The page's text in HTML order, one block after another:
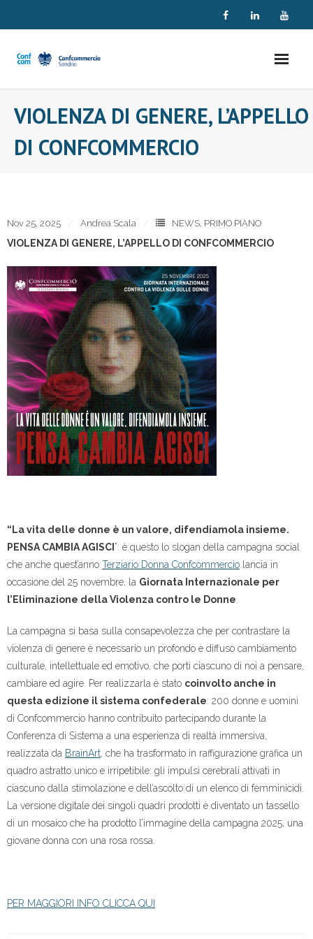
VIOLENZA DI GENERE, L’APPELLO
DI CONFCOMMERCIO
Nov 25, 2025 Andrea Scala NEWS, PRIMO PIANO
VIOLENZA DI GENERE, L’APPELLO DI CONFCOMMERCIO
“La vita delle donne è un valore, difendiamola insieme.
PENSA CAMBIA AGISCI ”: è questo lo slogan della campagna social
che anche quest’anno Terziario Donna Confcommercio lancia in
occasione del 25 novembre, la Giornata Internazionale per
l’Eliminazione della Violenza contro le Donne
La campagna si basa sulla consapevolezza che per contrastare la
violenza di genere è necessario un profondo e diffuso cambiamento
culturale, intellettuale ed emotivo, che porti ciascuno di noi a pensare,
cambiare ed agire. Per realizzarla è stato coinvolto anche in
questa edizione il sistema confederale: 200 donne e uomini
di Confcommercio hanno contribuito partecipando durante la
Conferenza di Sistema a una esperienza di realtà immersiva,
realizzata da BrainArt , che ha trasformato in raffigurazione grafica un
quadro astratto unico e irripetibile: gli impulsi cerebrali attivati in
ciascuno dalla stimolazione e dell’ascolto di un elenco di femminicidi.
La versione digitale dei singoli quadri prodotti è diventato un tassello
di un mosaico che ha prodotto l’immagine della campagna 2025, una
giovane donna con una rosa rossa.
PER MAGGIORI INFO CLICCA QUI